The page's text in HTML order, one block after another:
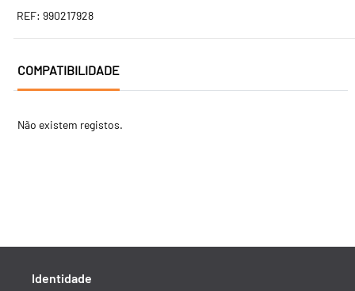
REF: 990217928
COMPATIBILIDADE
Não existem registos.
Identidade